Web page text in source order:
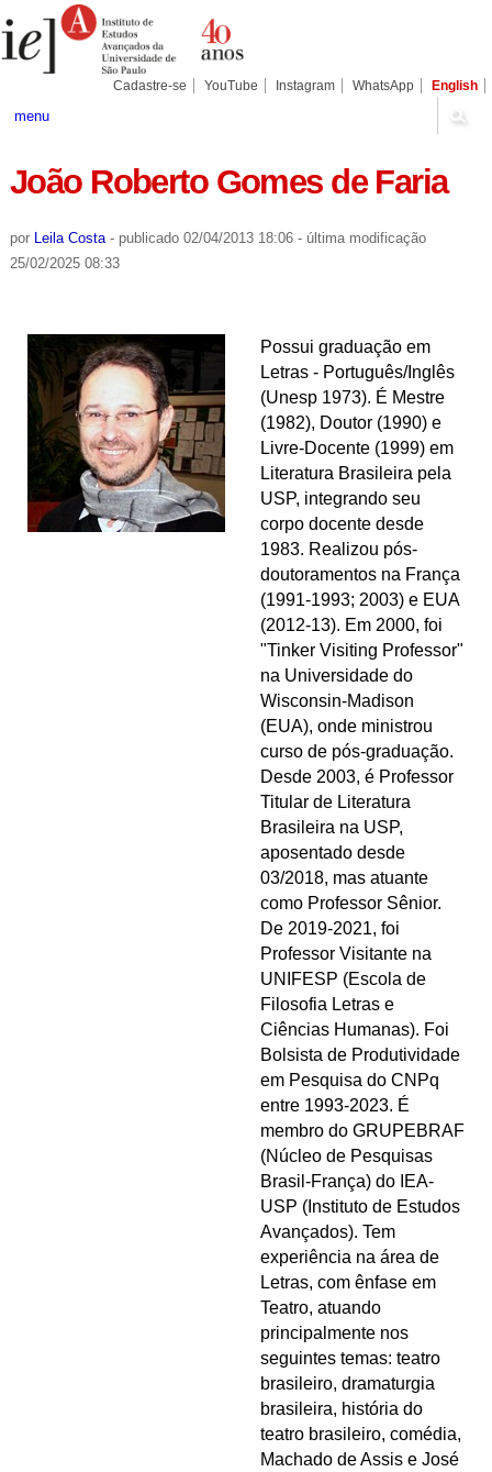
para
conteúdo.
Pessoais
Cadastre-se YouTube Instagram WhatsApp English
menu
João Roberto Gomes de Faria
por Leila Costa - publicado02/04/2013 18:06 - última modificação
25/02/2025 08:33
Possui graduação em
Letras - Português/Inglês
(Unesp 1973). É Mestre
(1982), Doutor (1990) e
Livre-Docente (1999) em
Literatura Brasileira pela
USP, integrando seu
corpo docente desde
1983. Realizou pós-
doutoramentos na França
(1991-1993; 2003) e EUA
(2012-13). Em 2000, foi
"Tinker Visiting Professor"
na Universidade do
Wisconsin-Madison
(EUA), onde ministrou
curso de pós-graduação.
Desde 2003, é Professor
Titular de Literatura
Brasileira na USP,
aposentado desde
03/2018, mas atuante
como Professor Sênior.
De 2019-2021, foi
Professor Visitante na
UNIFESP (Escola de
Filosofia Letras e
Ciências Humanas). Foi
Bolsista de Produtividade
em Pesquisa do CNPq
entre 1993-2023. É
membro do GRUPEBRAF
(Núcleo de Pesquisas
Brasil-França) do IEA-
USP (Instituto de Estudos
Avançados). Tem
experiência na área de
Letras, com ênfase em
Teatro, atuando
principalmente nos
seguintes temas: teatro
brasileiro, dramaturgia
brasileira, história do
teatro brasileiro, comédia,
Machado de Assis e José